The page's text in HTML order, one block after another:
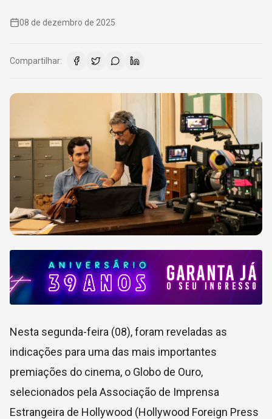
08 de dezembro de 2025
Compartilhar:
Nesta segunda-feira (08), foram reveladas as
indicações para uma das mais importantes
premiações do cinema, o Globo de Ouro,
selecionados pela Associação de Imprensa
Estrangeira de Hollywood (Hollywood Foreign Press